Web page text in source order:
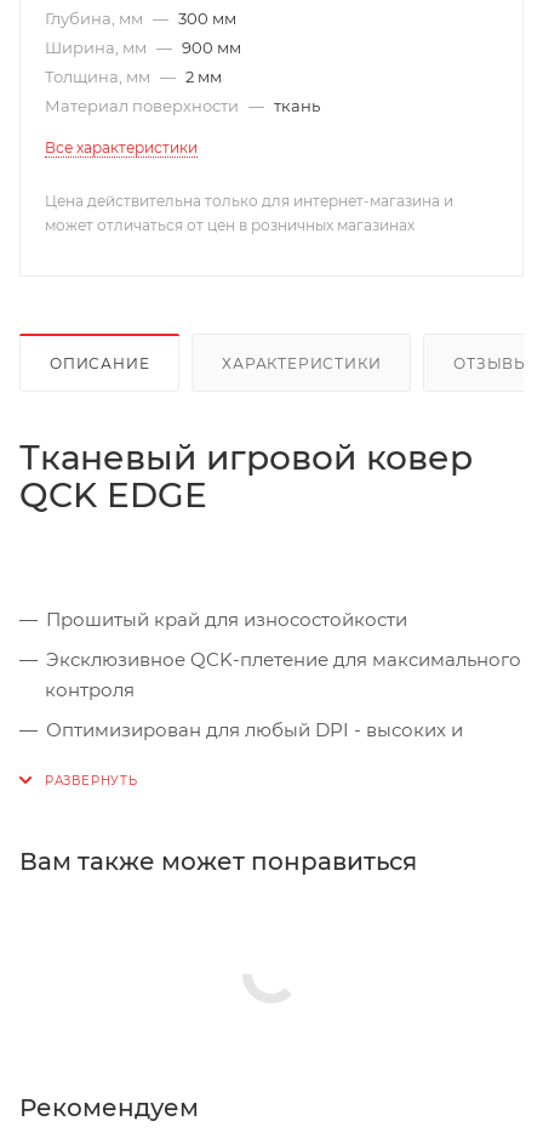
Глубина, мм — 300 мм
Ширина, мм — 900 мм
Толщина, мм — 2 мм
Материал поверхности — ткань
Все характеристики
Цена действительна только для интернет-магазина и
может отличаться от цен в розничных магазинах
ОПИСАНИЕ ХАРАКТЕРИСТИКИ ОТЗЫВЫ
Тканевый игровой ковер
QCK EDGE
Прошитый край для износостойкости
Эксклюзивное QCK-плетение для максимального
контроля
Оптимизирован для любый DPI - высоких и
Вам также может понравиться
Рекомендуем